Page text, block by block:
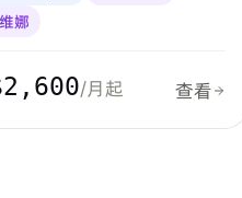
娜
/月起 查看